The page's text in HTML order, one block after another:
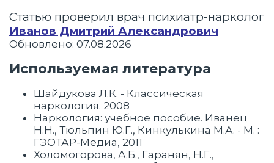
Статью проверил врач психиатр-нарколог
Иванов Дмитрий Александрович
Обновлено: 07.08.2026
Используемая литература
Шайдукова Л.К. - Классическая
наркология. 2008
Наркология: учебное пособие. Иванец
Н.Н., Тюльпин Ю.Г., Кинкулькина М.А. - М. :
ГЭОТАР-Медиа, 2011
Холомогорова, А.Б., Гаранян, Н.Г.,